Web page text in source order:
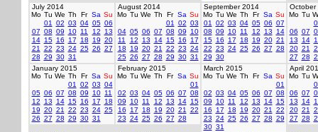
July 2014
Mo Tu We Th Fr Sa Su
01
02 03 04 05 06
07 08 09 10 11 12
13
14 15 16 17 18 19 20
21
22 23 24 25 26 27
28 29 30 31
August 2014
Mo Tu We Th Fr Sa Su
01
02 03
04 05 06 07 08 09
10
11
12 13 14 15 16
17
18
19 20 21 22 23 24
25 26 27 28 29 30 31
September 2014
Mo Tu We Th Fr Sa Su
01
02 03 04 05 06 07
08 09 10 11 12 13
14
15 16 17 18 19 20 21
22 23 24 25 26 27 28
29 30
October
Mo Tu
06 07
13
14
20 21
27 28
January 2015
Mo Tu We Th Fr Sa Su
01
02 03 04
05 06 07 08 09 10 11
12
13 14 15 16 17
18
19 20 21 22 23 24 25
26 27 28 29 30 31
February 2015
Mo Tu We Th Fr Sa Su
01
02 03 04 05 06 07 08
09
10 11 12 13 14 15
16
17 18 19 20 21
22
23 24 25 26 27 28
March 2015
Mo Tu We Th Fr Sa Su
01
02 03 04 05 06 07 08
09
10 11 12 13 14 15
16
17 18 19 20 21
22
23 24 25 26 27 28 29
30 31
April
Mo Tu
06 07
13
14
20 21
27 28